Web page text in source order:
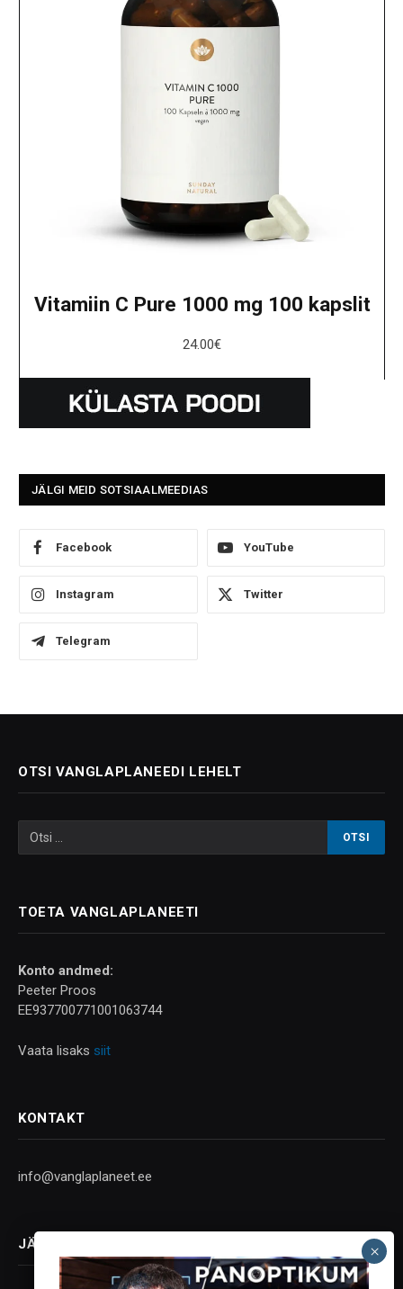
Vitamiin C Pure 1000 mg 100 kapslit
24.00€
JÄLGI MEID SOTSIAALMEEDIAS
Facebook YouTube
Instagram Twitter
Telegram
OTSI VANGLAPLANEEDI LEHELT
TOETA VANGLAPLANEETI
Konto andmed:
Peeter Proos
EE937700771001063744
Vaata lisaks siit
KONTAKT
info@vanglaplaneet.ee
JÄLGI SOTSIAALMEEDIAS